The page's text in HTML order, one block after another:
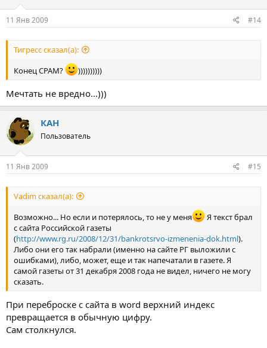
11 Янв 2009 #14
Тигресс сказал(а):
Конец СРАМ?
))))))))))
Мечтать не вредно...)))
КАН
Пользователь
11 Янв 2009 #15
Vadim сказал(а):
Возможно... Но если и потерялось, то не у меня
Я текст брал
с сайта Российской газеты
(http://www.rg.ru/2008/12/31/bankrotsrvo-izmenenia-dok.html).
Либо они его так набрали (именно на сайте РГ выложили с
ошибками), либо, может, еще и так напечатали в газете. Я
самой газеты от 31 декабря 2008 года не видел, ничего не могу
сказать.
При переброске с сайта в word верхний индекс
превращается в обычную цифру.
Сам столкнулся.